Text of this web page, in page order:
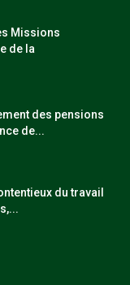
Missions
de la
des pensions
de...
du travail